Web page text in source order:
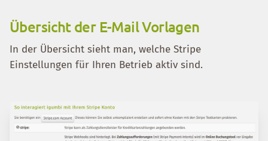
Übersicht der E-Mail Vorlagen
In der Übersicht sieht man, welche Stripe
Einstellungen für Ihren Betrieb aktiv sind.